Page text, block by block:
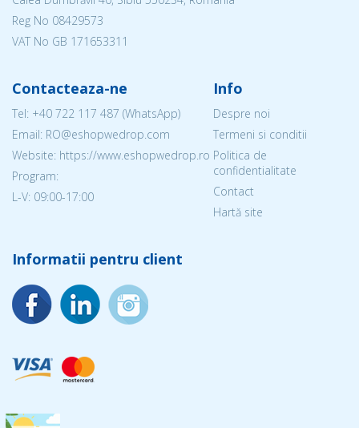
Reg No 08429573
VAT No GB 171653311
Contacteaza-ne
Tel: +40 722 117 487 (WhatsApp)
Email: RO@eshopwedrop.com
Website: https://www.eshopwedrop.ro
Program:
L-V: 09:00-17:00
Info
Despre noi
Termeni si conditii
Politica de
confidentialitate
Contact
Hartă site
Informatii pentru client